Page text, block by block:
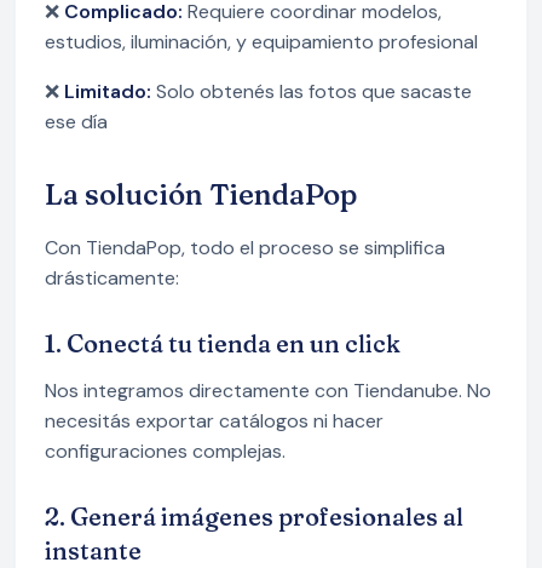
❌ Complicado: Requiere coordinar modelos,
estudios, iluminación, y equipamiento profesional
❌ Limitado: Solo obtenés las fotos que sacaste
ese día
La solución TiendaPop
Con TiendaPop, todo el proceso se simplifica
drásticamente:
1. Conectá tu tienda en un click
Nos integramos directamente con Tiendanube. No
necesitás exportar catálogos ni hacer
configuraciones complejas.
2. Generá imágenes profesionales al
instante